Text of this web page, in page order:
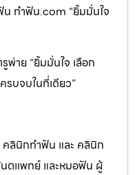
ทำฟัน.com “ยิ้มมั่นใจ
าย “ยิ้มมั่นใจ เลือก
บจบในที่เดียว”
คลินิกทำฟัน และ คลินิก
ตแพทย์ และหมอฟัน ผู้